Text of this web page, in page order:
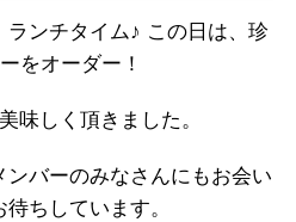
ンチタイム♪ この日は、珍
をオーダー！
味しく頂きました。
バーのみなさんにもお会い
ちしています。